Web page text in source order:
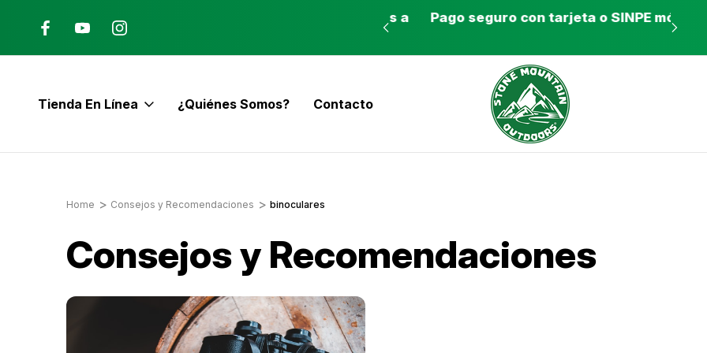
Costa Rica
ENVÍO GRATIS con pedidos mayores a
Pago seguro con tarjeta o SINPE móvil
Tienda En Línea ¿Quiénes Somos? Contacto
Home Consejos y Recomendaciones binoculares
Consejos y Recomendaciones